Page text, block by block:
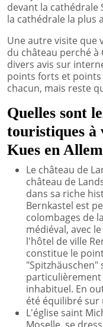
devant la cathédrale
la cathédrale la plus
Une autre visite que
du château perché
divers avis sur
points forts et points
chacun, mais reste
Quelles sont
touristiques à
Kues en
Le château de
château de
dans sa riche
Bernkastel est
colombages de
médiéval, avec
l'hôtel de ville
constitue le
inhabituel. En
été équilibré sur
L'église saint